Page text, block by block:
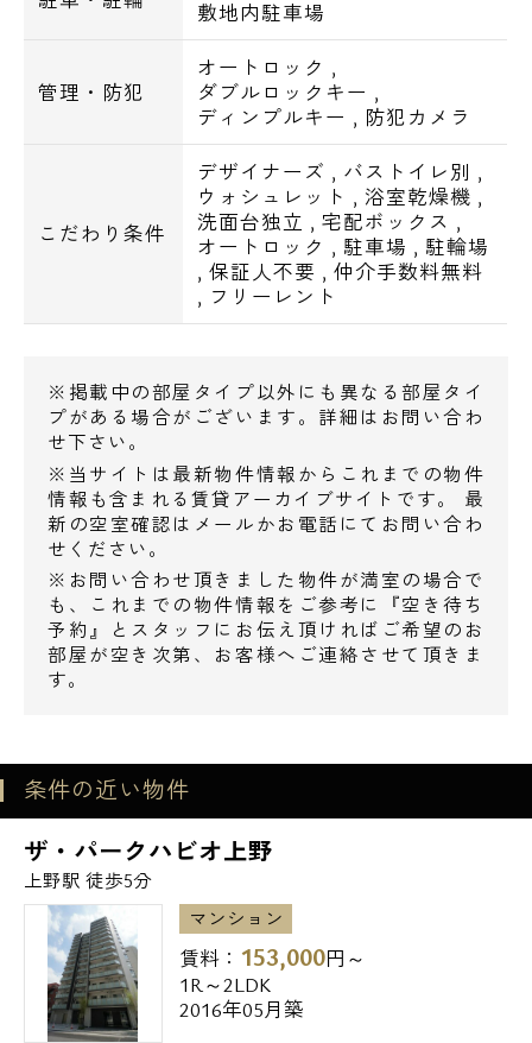
東上野六郵便局1分
上野七郵便局6分
みずほ銀行7分
■コンビニ・スーパー・飲食系
マルエツ 東上野店4分
まいばすけっと6分
ローソン9分
ライフ11分
■学校・教育
上野学園大学図書館3分
駒形中学校3分
台東区立上野小学校3分
区立松葉小学校6分
岩倉高等学校8分
台東区立清島温水プール4分
ドン・キホーテ 浅草店10分
アトレ上野13分
花やしき13分
上野の森美術館16分
上野動物園24分
■医療・その他
敷地内駐車場
管理・防犯
オートロック ,
ダブルロックキー ,
ディンプルキー , 防犯カメラ
こだわり条件
デザイナーズ , バストイレ別 ,
ウォシュレット , 浴室乾燥機 ,
洗面台独立 ,宅配ボックス ,
オートロック , 駐車場 , 駐輪場
,保証人不要 , 仲介手数料無料
, フリーレント
※掲載中の部屋タイプ以外にも異なる部屋タイ
プがある場合がございます。詳細はお問い合わ
せ下さい。
※当サイトは最新物件情報からこれまでの物件
情報も含まれる賃貸アーカイブサイトです。 最
新の空室確認はメールかお電話にてお問い合わ
せください。
※お問い合わせ頂きました物件が満室の場合で
も、これまでの物件情報をご参考に『空き待ち
予約』とスタッフにお伝え頂ければご希望のお
部屋が空き次第、お客様へご連絡させて頂きま
す。
条件の近い物件
ザ・パークハビオ上野
上野駅 徒歩5分
マンション
賃料： 153,000円～
1R～2LDK
2016年05月築
営業時間 10：00～18：00
メールでお問い合わせ